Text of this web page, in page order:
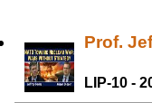
Prof.
LIP-10 -